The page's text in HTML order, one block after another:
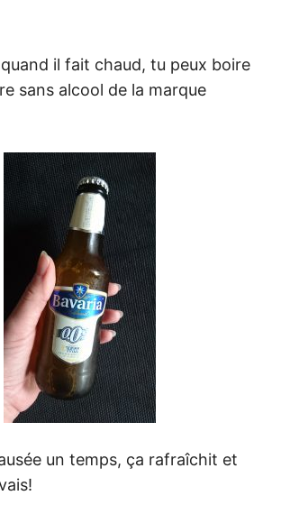
quand il fait chaud, tu peux boire
sans alcool de la marque
un temps, ça rafraîchit et